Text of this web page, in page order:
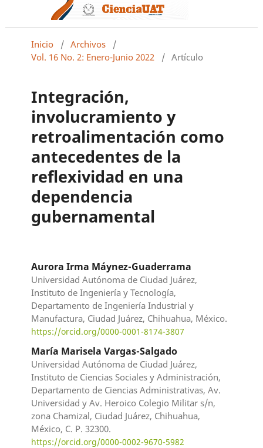
Inicio / Archivos
/
Vol. 16 No. 2: Enero-Junio 2022
/ Artículo
Integración,
involucramiento y
retroalimentación como
antecedentes de la
reflexividad en una
dependencia
gubernamental
Aurora Irma Máynez-Guaderrama
Universidad Autónoma de Ciudad Juárez,
Instituto de Ingeniería y Tecnología,
Departamento de Ingeniería Industrial y
Manufactura, Ciudad Juárez, Chihuahua, México.
https://orcid.org/0000-0001-8174-3807
María Marisela Vargas-Salgado
Universidad Autónoma de Ciudad Juárez,
Instituto de Ciencias Sociales y Administración,
Departamento de Ciencias Administrativas, Av.
Universidad y Av. Heroico Colegio Militar s/n,
zona Chamizal, Ciudad Juárez, Chihuahua,
México, C. P. 32300.
https://orcid.org/0000-0002-9670-5982